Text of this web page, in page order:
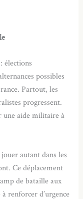
élections
possibles
Partout, les
progressent.
une aide militaire à
autant dans les
Ce déplacement
de bataille aux
renforcer d’urgence